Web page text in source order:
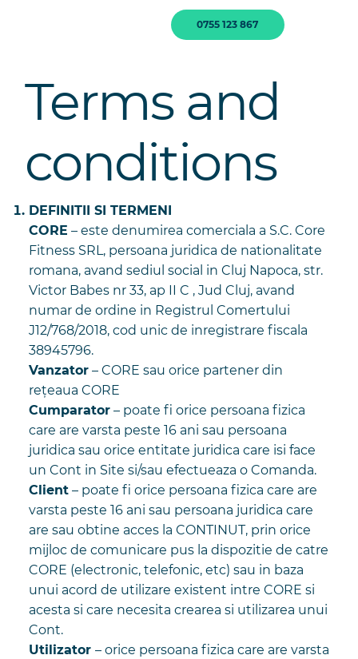
0755 123 867
Terms and
conditions
DEFINITII SI TERMENI
CORE – este denumirea comerciala a S.C. Core
Fitness SRL, persoana juridica de nationalitate
romana, avand sediul social in Cluj Napoca, str.
Victor Babes nr 33, ap II C , Jud Cluj, avand
numar de ordine in Registrul Comertului
J12/768/2018, cod unic de inregistrare fiscala
38945796.
Vanzator– CORE sau orice partener din
rețeaua CORE
Cumparator– poate fi orice persoana fizica
care are varsta peste 16 ani sau persoana
juridica sau orice entitate juridica care isi face
un Cont in Site si/sau efectueaza o Comanda.
Client– poate fi orice persoana fizica care are
varsta peste 16 ani sau persoana juridica care
are sau obtine acces la CONTINUT, prin orice
mijloc de comunicare pus la dispozitie de catre
CORE (electronic, telefonic, etc) sau in baza
unui acord de utilizare existent intre CORE si
acesta si care necesita crearea si utilizarea unui
Cont.
Utilizator – orice persoana fizica care are varsta